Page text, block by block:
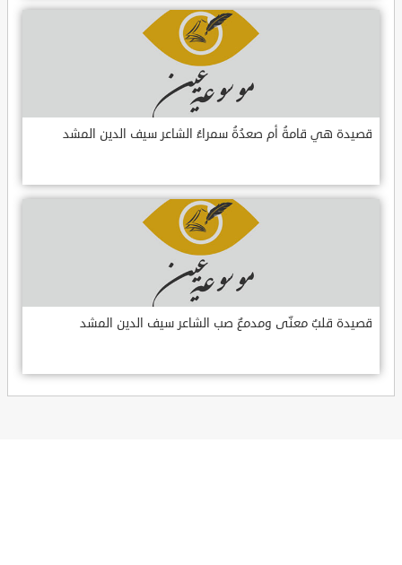
قصيدة هي قامةُ أم صعدُةُ سمراءُ الشاعر سيف الدين المشد
قصيدة قلبٌ معنّى ومدمعٌ صب الشاعر سيف الدين المشد